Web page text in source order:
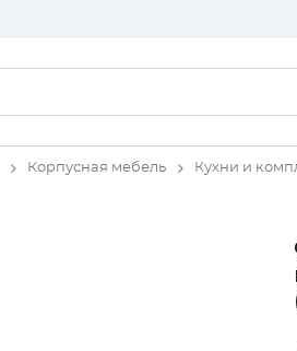
Корпусная мебель Кухни и